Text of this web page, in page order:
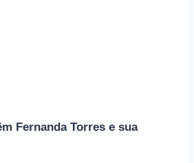
Fernanda Torres e sua